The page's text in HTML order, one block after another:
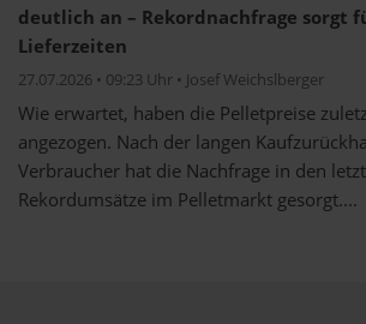
deutlich an – Rekordnachfrage sorgt
Lieferzeiten
27.07.2026 • 09:23 Uhr • Josef Weichslberger
Wie erwartet, haben die Pelletpreise
angezogen. Nach der langen
Verbraucher hat die Nachfrage in den
Rekordumsätze im Pelletmarkt gesorgt....